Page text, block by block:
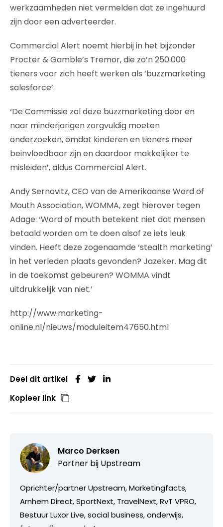
werkzaamheden niet vermelden dat ze ingehuurd
zijn door een adverteerder.
Commercial Alert noemt hierbij in het bijzonder
Procter & Gamble’s Tremor, die zo’n 250.000
tieners voor zich heeft werken als ‘buzzmarketing
salesforce’.
‘De Commissie zal deze buzzmarketing door en
naar minderjarigen zorgvuldig moeten
onderzoeken, omdat kinderen en tieners meer
beinvloedbaar zijn en daardoor makkelijker te
misleiden’, aldus Commercial Alert.
Andy Sernovitz, CEO van de Amerikaanse Word of
Mouth Association, WOMMA, zegt hierover tegen
Adage: ‘Word of mouth betekent niet dat mensen
betaald worden om te doen alsof ze iets leuk
vinden. Heeft deze zogenaamde ‘stealth marketing’
in het verleden plaats gevonden? Jazeker. Mag dit
in de toekomst gebeuren? WOMMA vindt
uitdrukkelijk van niet.’
http://www.marketing-
online.nl/nieuws/moduleitem47650.html
Deel dit artikel
Kopieer link
Marco Derksen
Partner bij Upstream
Oprichter/partner Upstream, Marketingfacts,
Arnhem Direct, SportNext, TravelNext, RvT VPRO,
Bestuur Luxor Live, social business, onderwijs,